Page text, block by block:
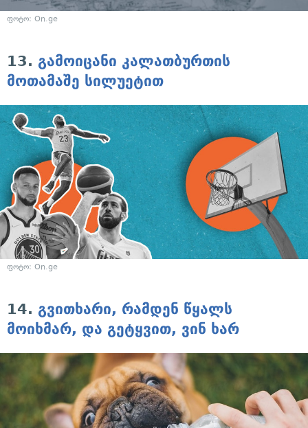
ფოტო: On.ge
13. გამოიცანი კალათბურთის
მოთამაშე სილუეტით
ფოტო: On.ge
14. გვითხარი, რამდენ წყალს
მოიხმარ, და გეტყვით, ვინ ხარ